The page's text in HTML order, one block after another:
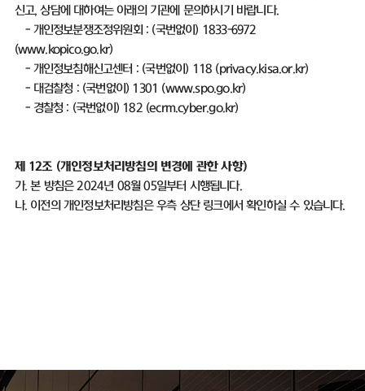
신고,상담에 대하여는 아래의 기관에 문의하시기 바랍니다.
- 개인정보분쟁조정위원회 : (국번없이 ) 1833-6972
(www.kopico.go.kr)
- 개인정보침해신고센터 : (국번없이 ) 118 (privacy.kisa.or.kr)
- 대검찰청: (국번없이 ) 1301 (www.spo.go.kr)
- 경찰청: (국번없이 ) 182 (ecrm.cyber.go.kr)
제 12조 (개인정보처리방침의 변경에 관한 사항)
가.본 방침은2024년 08월05일부터 시행됩니다.
나. 이전의 개인정보처리방침은 우측 상단 링크에서 확인하실 수 있습니다.